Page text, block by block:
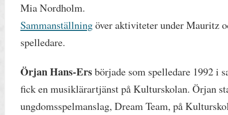
Mia Nordholm.
Sammanställningöver aktiviteter under Mauritz
spelledare.
Örjan Hans-Ersbörjade som spelledare 1992 i
fick en musiklärartjänst på Kulturskolan. Örjan
ungdomsspelmanslag, Dream Team, på